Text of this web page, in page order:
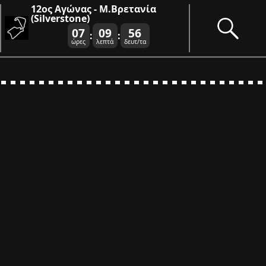
12ος Αγώνας - Μ.Βρετανία
(Silverstone)
07
ώρες : 09
λεπτά : 56
δευτ/τα